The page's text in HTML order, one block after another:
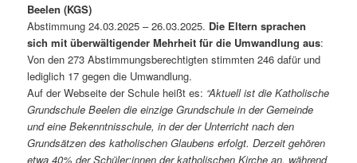
Beelen (KGS)
Abstimmung 24.03.2025 – 26.03.2025. Die Eltern sprachen
sich mit überwältigender Mehrheit für die Umwandlung aus:
Von den 273 Abstimmungsberechtigten stimmten 246 dafür und
lediglich 17 gegen die Umwandlung.
Auf der Webseite der Schule heißt es: “Aktuell ist die Katholische
Grundschule Beelen die einzige Grundschule in der Gemeinde
und eine Bekenntnisschule, in der der Unterricht nach den
Grundsätzen des katholischen Glaubens erfolgt. Derzeit gehören
etwa 40% der Schüler:innen der katholischen Kirche an, während